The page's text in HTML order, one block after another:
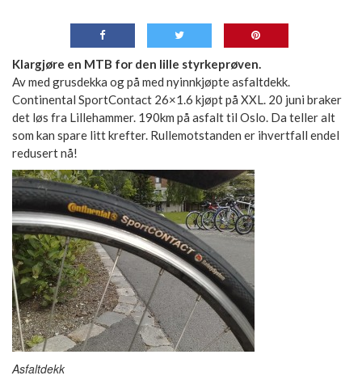
Klargjøre en MTB for den lille styrkeprøven.
Av med grusdekka og på med nyinnkjøpte asfaltdekk.
Continental SportContact 26×1.6 kjøpt på XXL. 20 juni braker
det løs fra Lillehammer. 190km på asfalt til Oslo. Da teller alt
som kan spare litt krefter. Rullemotstanden er ihvertfall endel
redusert nå!
Asfaltdekk